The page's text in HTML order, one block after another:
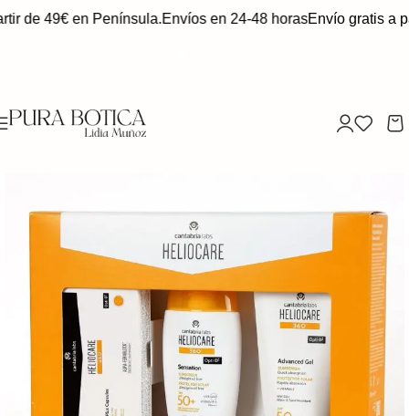
de 49€ en Península.Envíos en 24-48 horasEnvío gratis a